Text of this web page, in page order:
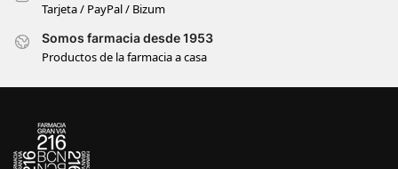
Tarjeta / PayPal / Bizum
Somos farmacia desde 1953
Productos de la farmacia a casa